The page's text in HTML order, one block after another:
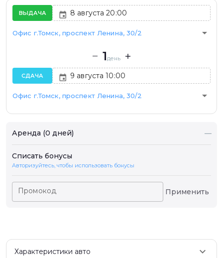
ВЫДАЧА
Офис г.Томск, проспект Ленина, 30/2 arrow_drop_down
1день
СДАЧА
Офис г.Томск, проспект Ленина, 30/2 arrow_drop_down
Аренда (0 дней) —
Списать бонусы
Авторизуйтесь, чтобы использовать бонусы
Промокод Применить
Характеристики авто keyboard_arrow_down